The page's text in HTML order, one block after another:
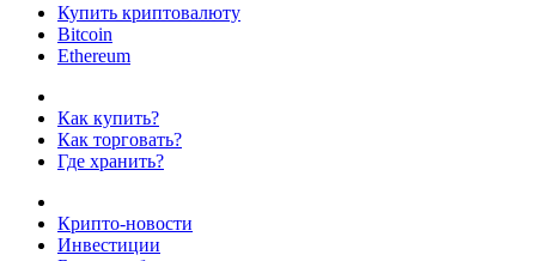
Купить криптовалюту
Bitcoin
Ethereum
Как купить?
Как торговать?
Где хранить?
Крипто-новости
Инвестиции